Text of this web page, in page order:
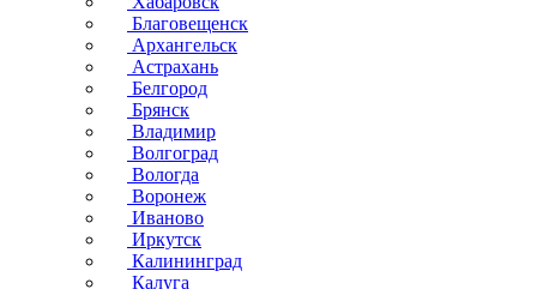
Благовещенск
Архангельск
Астрахань
Белгород
Брянск
Владимир
Волгоград
Вологда
Воронеж
Иваново
Иркутск
Калининград
Калуга